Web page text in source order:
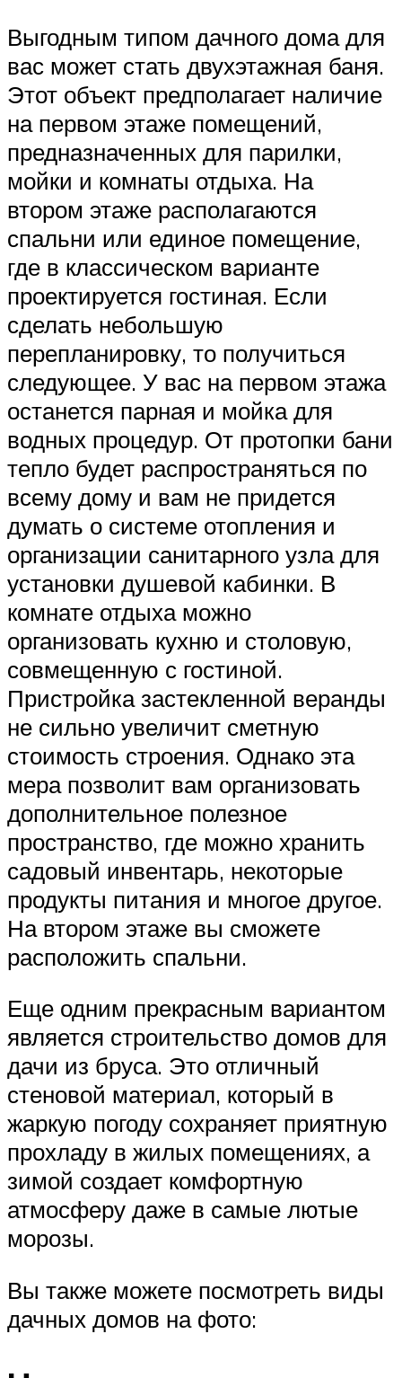
Выгодным типом дачного дома для
вас может стать двухэтажная баня.
Этот объект предполагает наличие
на первом этаже помещений,
предназначенных для парилки,
мойки и комнаты отдыха. На
втором этаже располагаются
спальни или единое помещение,
где в классическом варианте
проектируется гостиная. Если
сделать небольшую
перепланировку, то получиться
следующее. У вас на первом этажа
останется парная и мойка для
водных процедур. От протопки бани
тепло будет распространяться по
всему дому и вам не придется
думать о системе отопления и
организации санитарного узла для
установки душевой кабинки. В
комнате отдыха можно
организовать кухню и столовую,
совмещенную с гостиной.
Пристройка застекленной веранды
не сильно увеличит сметную
стоимость строения. Однако эта
мера позволит вам организовать
дополнительное полезное
пространство, где можно хранить
садовый инвентарь, некоторые
продукты питания и многое другое.
На втором этаже вы сможете
расположить спальни.
Еще одним прекрасным вариантом
является строительство домов для
дачи из бруса. Это отличный
стеновой материал, который в
жаркую погоду сохраняет приятную
прохладу в жилых помещениях, а
зимой создает комфортную
атмосферу даже в самые лютые
морозы.
Вы также можете посмотреть виды
дачных домов на фото: